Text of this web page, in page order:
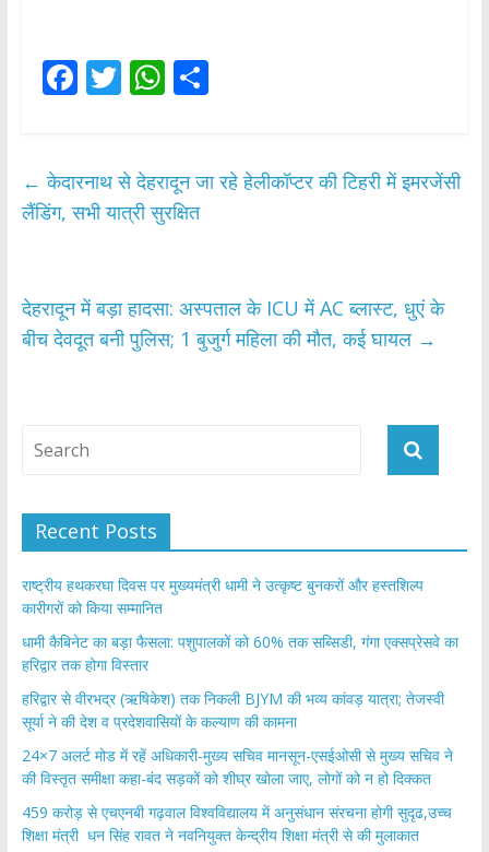
F
b
o
k
T
er
W
s
A
S
e
← केदारनाथ से देहरादून जा रहे हेलीकॉप्टर की टिहरी में इमरजेंसी
लैंडिंग, सभी यात्री सुरक्षित
देहरादून में बड़ा हादसा: अस्पताल के ICU में AC ब्लास्ट, धुएं के
बीच देवदूत बनी पुलिस; 1 बुजुर्ग महिला की मौत, कई घायल →
Recent Posts
राष्ट्रीय हथकरघा दिवस पर मुख्यमंत्री धामी ने उत्कृष्ट बुनकरों और हस्तशिल्प
कारीगरों को किया सम्मानित
​धामी कैबिनेट का बड़ा फैसला: पशुपालकों को 60% तक सब्सिडी, गंगा एक्सप्रेसवे का
हरिद्वार तक होगा विस्तार
​हरिद्वार से वीरभद्र (ऋषिकेश) तक निकली BJYM की भव्य कांवड़ यात्रा; तेजस्वी
सूर्या ने की देश व प्रदेशवासियों के कल्याण की कामना
24×7 अलर्ट मोड में रहें अधिकारी-मुख्य सचिव मानसून-एसईओसी से मुख्य सचिव ने
की विस्तृत समीक्षा कहा-बंद सड़कों को शीघ्र खोला जाए, लोगों को न हो दिक्कत
459 करोड़ से एचएनबी गढ़वाल विश्वविद्यालय में अनुसंधान संरचना होगी सुदृढ,उच्च
शिक्षा मंत्री धन सिंह रावत ने नवनियुक्त केन्द्रीय शिक्षा मंत्री से की मुलाकात